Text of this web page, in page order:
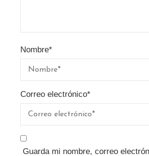
Nombre*
Correo electrónico*
Guarda mi nombre, correo